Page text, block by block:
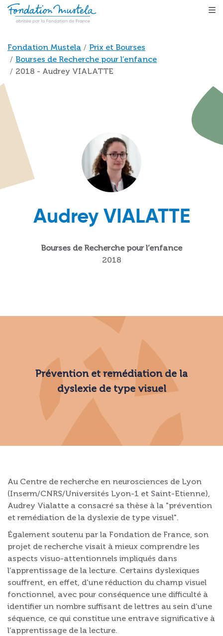
Aller au contenu principal
Fil d'Ariane
Fondation Mustela
Prix et Bourses
Bourses de Recherche pour l’enfance
2018 - Audrey VIALATTE
Audrey VIALATTE
Bourses de Recherche pour l’enfance
2018
Prévention et remédiation de la
dyslexie de type visuel
Au Centre de recherche en neurosciences de Lyon
(Inserm/CNRS/Universités Lyon-1 et Saint-Etienne),
Audrey Vialatte a consacré sa thèse à la "prévention
et remédiation de la dyslexie de type visuel".
Également soutenu par la Fondation de France, son
projet de recherche visait à mieux comprendre les
aspects visuo-attentionnels impliqués dans
l’apprentissage de la lecture. Certains dyslexiques
souffrent, en effet, d’une réduction du champ visuel
fonctionnel, avec pour conséquence une difficulté à
identifier un nombre suffisant de lettres au sein d’une
séquence, ce qui constitue une entrave significative à
l’apprentissage de la lecture.